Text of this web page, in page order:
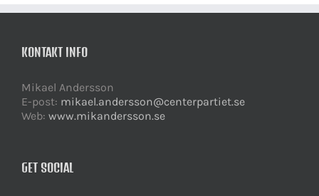
KONTAKT INFO
Mikael Andersson
E-post: mikael.andersson@centerpartiet.se
Web: www.mikandersson.se
GET SOCIAL